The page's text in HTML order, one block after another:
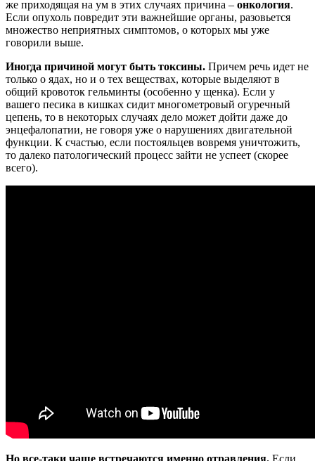
же приходящая на ум в этих случаях причина – онкология.
Если опухоль повредит эти важнейшие органы, разовьется
множество неприятных симптомов, о которых мы уже
говорили выше.
Иногда причиной могут быть токсины. Причем речь идет не
только о ядах, но и о тех веществах, которые выделяют в
общий кровоток гельминты (особенно у щенка). Если у
вашего песика в кишках сидит многометровый огуречный
цепень, то в некоторых случаях дело может дойти даже до
энцефалопатии, не говоря уже о нарушениях двигательной
функции. К счастью, если постояльцев вовремя уничтожить,
то далеко патологический процесс зайти не успеет (скорее
всего).